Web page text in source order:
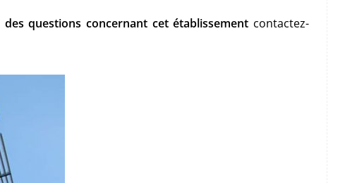
des questions concernant cet établissement contactez-